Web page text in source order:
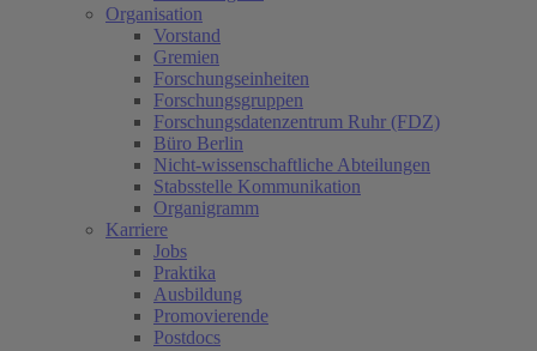
Organisation
Vorstand
Gremien
Forschungseinheiten
Forschungsgruppen
Forschungsdatenzentrum Ruhr (FDZ)
Büro Berlin
Nicht-wissenschaftliche Abteilungen
Stabsstelle Kommunikation
Organigramm
Karriere
Jobs
Praktika
Ausbildung
Promovierende
Postdocs